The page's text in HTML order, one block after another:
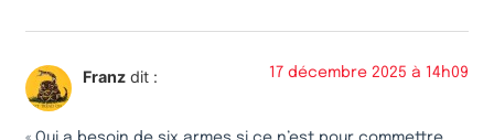
Franz dit : 17 décembre 2025 à 14h09